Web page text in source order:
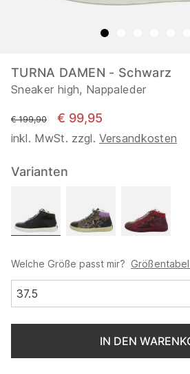
TURNA DAMEN - Schwarz
Sneaker high, Nappaleder
statt
€ 199,90 € 99,95
inkl. MwSt. zzgl. Versandkosten
Varianten
Welche Größe passt mir?
37.5
IN DEN